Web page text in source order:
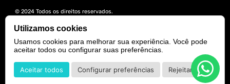
© 2024 Todos os direitos reservados.
Rua Tapajós n° 481- Edifício B&B Business - 7° Andar - Vila Brasília -
POWERED BY DEVELOPED BY
Utilizamos cookies
Usamos cookies para melhorar sua experiência. Você pode
aceitar todos ou configurar suas preferências.
Aceitar todos Configurar preferências Rejeitar